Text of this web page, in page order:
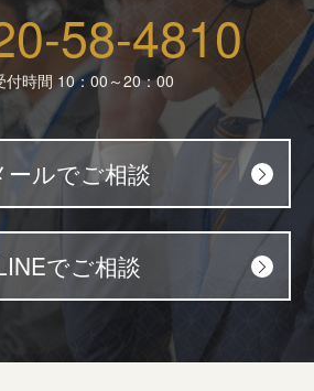
58-4810
付時間 10：00～20：00
ールでご相談
でご相談